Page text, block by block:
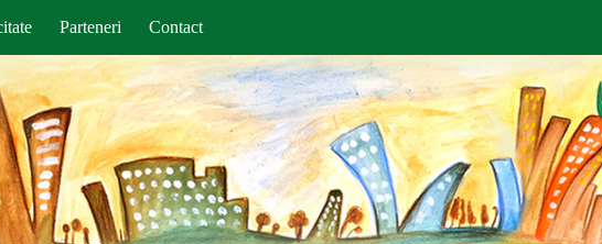
Parteneri Contact